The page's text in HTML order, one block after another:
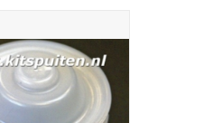
AAN WINKELWAGEN